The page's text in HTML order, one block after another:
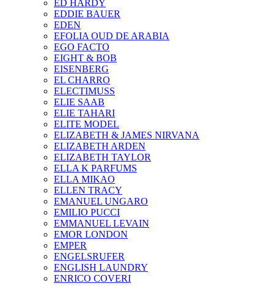
ED HARDY
EDDIE BAUER
EDEN
EFOLIA OUD DE ARABIA
EGO FACTO
EIGHT & BOB
EISENBERG
EL CHARRO
ELECTIMUSS
ELIE SAAB
ELIE TAHARI
ELITE MODEL
ELIZABETH & JAMES NIRVANA
ELIZABETH ARDEN
ELIZABETH TAYLOR
ELLA K PARFUMS
ELLA MIKAO
ELLEN TRACY
EMANUEL UNGARO
EMILIO PUCCI
EMMANUEL LEVAIN
EMOR LONDON
EMPER
ENGELSRUFER
ENGLISH LAUNDRY
ENRICO COVERI